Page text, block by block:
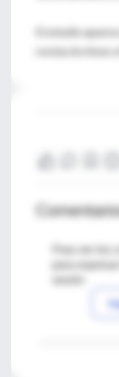
El estudio
revista Archives
Para ver los